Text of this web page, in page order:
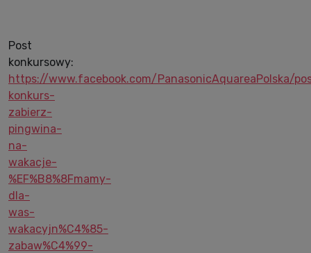
Post
konkursowy:
https://www.facebook.com/PanasonicAquareaPolska/
konkurs-
zabierz-
pingwina-
na-
wakacje-
%EF%B8%8Fmamy-
dla-
was-
wakacyjn%C4%85-
zabaw%C4%99-